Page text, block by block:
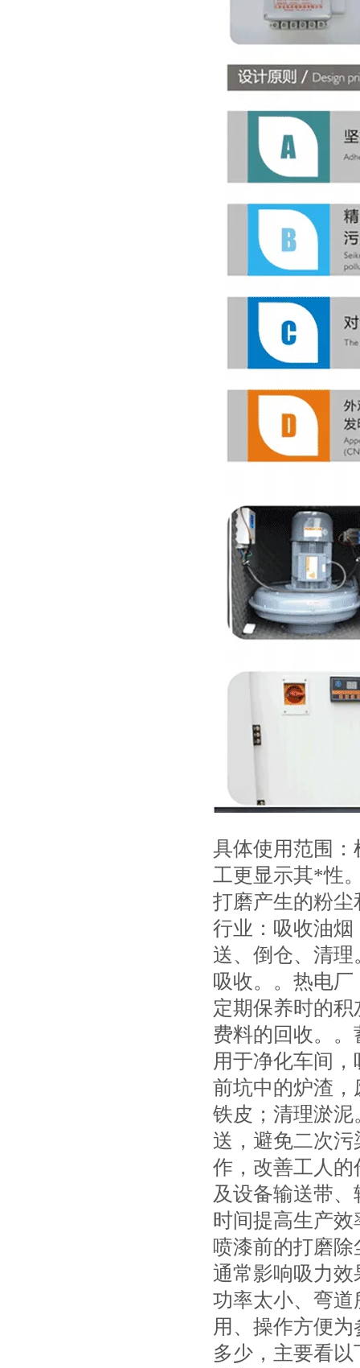
具体使用范围
工更显示其*性
打磨产生的粉
行业：吸收油
送、倒仓、清
吸收。。热电
定期保养时的
费料的回收。
用于净化车间
前坑中的炉渣
铁皮；清理淤
送，避免二次
作，改善工人
及设备输送带
时间提高生产
喷漆前的打磨除
通常影响吸力
功率太小、弯
用、操作方便
多少，主要看